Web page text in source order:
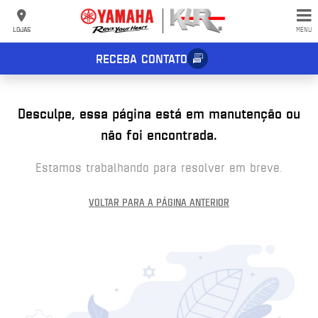
LOJAS MENU
RECEBA CONTATO
Desculpe, essa página está em manutenção ou
não foi encontrada.
Estamos trabalhando para resolver em breve.
VOLTAR PARA A PÁGINA ANTERIOR